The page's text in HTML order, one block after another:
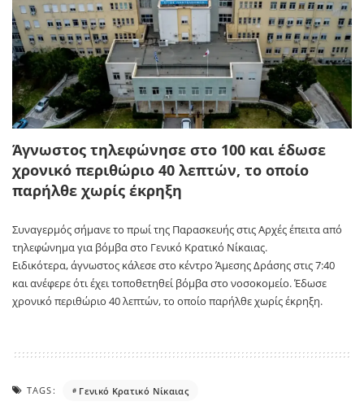
Άγνωστος τηλεφώνησε στο 100 και έδωσε
χρονικό περιθώριο 40 λεπτών, το οποίο
παρήλθε χωρίς έκρηξη
Συναγερμός σήμανε το πρωί της Παρασκευής στις Αρχές έπειτα από
τηλεφώνημα για βόμβα στο Γενικό Κρατικό Νίκαιας.
Ειδικότερα, άγνωστος κάλεσε στο κέντρο Άμεσης Δράσης στις 7:40
και ανέφερε ότι έχει τοποθετηθεί βόμβα στο νοσοκομείο. Έδωσε
χρονικό περιθώριο 40 λεπτών, το οποίο παρήλθε χωρίς έκρηξη.
TAGS: Γενικό Κρατικό Νίκαιας